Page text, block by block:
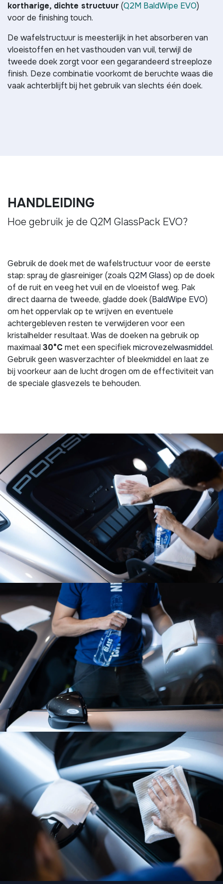
kortharige, dichte structuur (Q2M BaldWipe EVO)
voor de finishing touch.
De wafelstructuur is meesterlijk in het absorberen van
vloeistoffen en het vasthouden van vuil, terwijl de
tweede doek zorgt voor een gegarandeerd streeploze
finish. Deze combinatie voorkomt de beruchte waas die
vaak achterblijft bij het gebruik van slechts één doek.
HANDLEIDING
Hoe gebruik je de Q2M GlassPack EVO?
Gebruik de doek met de wafelstructuur voor de eerste
stap: spray de glasreiniger (zoals Q2M Glass) op de doek
of de ruit en veeg het vuil en de vloeistof weg. Pak
direct daarna de tweede, gladde doek (BaldWipe EVO)
om het oppervlak op te wrijven en eventuele
achtergebleven resten te verwijderen voor een
kristalhelder resultaat. Was de doeken na gebruik op
maximaal 30°C met een specifiekmicrovezelwasmiddel.
Gebruik geen wasverzachter of bleekmiddel en laat ze
bij voorkeur aan de lucht drogen om de effectiviteit van
de speciale glasvezels te behouden.